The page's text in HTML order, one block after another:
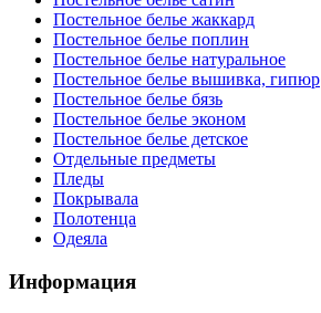
Постельное белье жаккард
Постельное белье поплин
Постельное белье натуральное
Постельное белье вышивка, гипюр
Постельное белье бязь
Постельное белье эконом
Постельное белье детское
Отдельные предметы
Пледы
Покрывала
Полотенца
Одеяла
Информация